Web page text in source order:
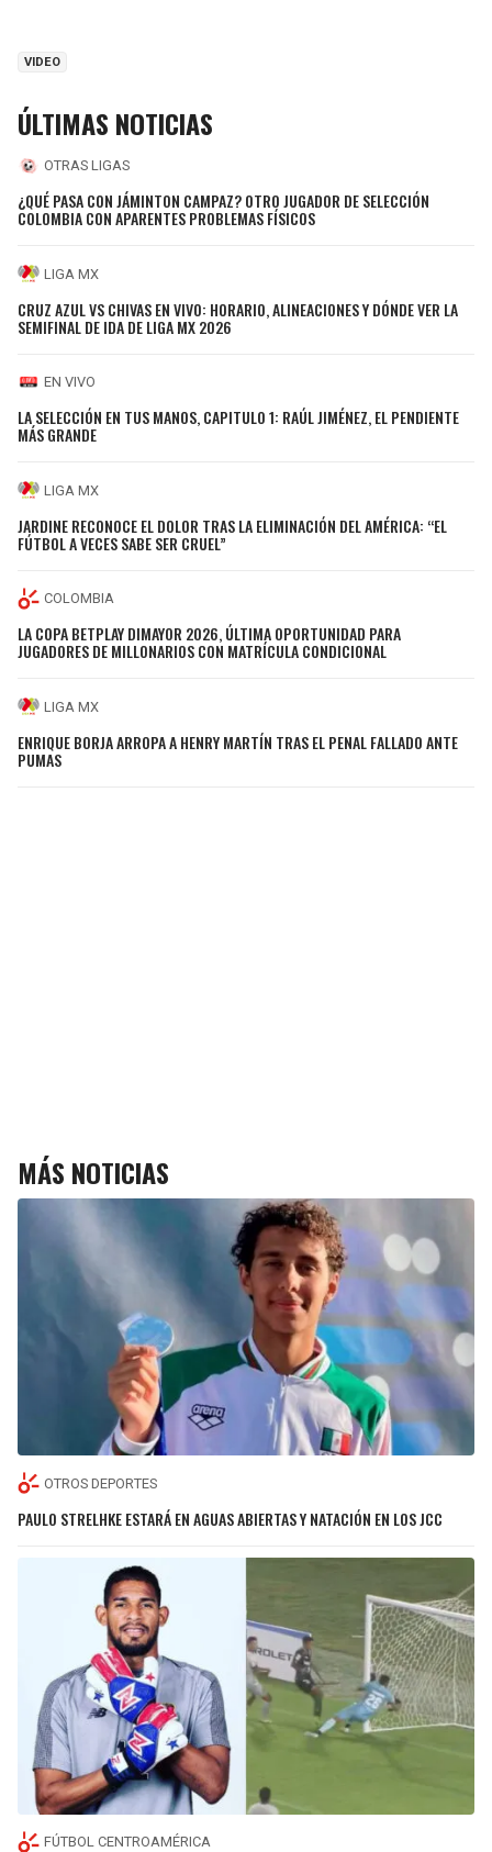
VIDEO
ÚLTIMAS NOTICIAS
OTRAS LIGAS
¿QUÉ PASA CON JÁMINTON CAMPAZ? OTRO JUGADOR DE SELECCIÓN
COLOMBIA CON APARENTES PROBLEMAS FÍSICOS
LIGA MX
CRUZ AZUL VS CHIVAS EN VIVO: HORARIO, ALINEACIONES Y DÓNDE VER LA
SEMIFINAL DE IDA DE LIGA MX 2026
EN VIVO
LA SELECCIÓN EN TUS MANOS, CAPITULO 1: RAÚL JIMÉNEZ, EL PENDIENTE
MÁS GRANDE
LIGA MX
JARDINE RECONOCE EL DOLOR TRAS LA ELIMINACIÓN DEL AMÉRICA: “EL
FÚTBOL A VECES SABE SER CRUEL”
COLOMBIA
LA COPA BETPLAY DIMAYOR 2026, ÚLTIMA OPORTUNIDAD PARA
JUGADORES DE MILLONARIOS CON MATRÍCULA CONDICIONAL
LIGA MX
ENRIQUE BORJA ARROPA A HENRY MARTÍN TRAS EL PENAL FALLADO ANTE
PUMAS
MÁS NOTICIAS
OTROS DEPORTES
PAULO STRELHKE ESTARÁ EN AGUAS ABIERTAS Y NATACIÓN EN LOS JCC
FÚTBOL CENTROAMÉRICA